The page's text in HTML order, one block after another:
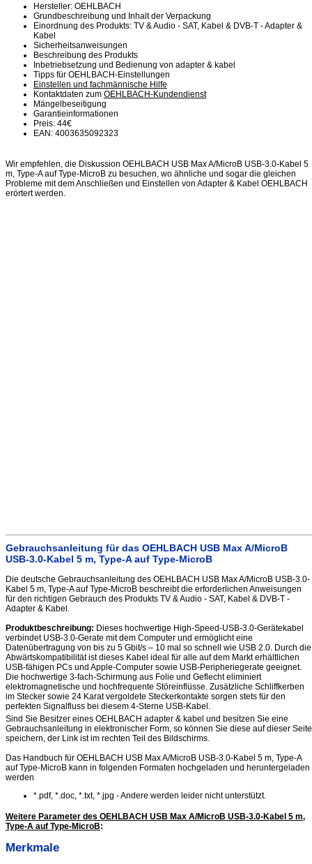
Hersteller: OEHLBACH
Grundbeschreibung und Inhalt der Verpackung
Einordnung des Produkts: TV & Audio - SAT, Kabel & DVB-T - Adapter &
Kabel
Sicherheitsanweisungen
Beschreibung des Produkts
Inbetriebsetzung und Bedienung von adapter & kabel
Tipps für OEHLBACH-Einstellungen
Einstellen und fachmännische Hilfe
Kontaktdaten zum OEHLBACH-Kundendienst
Mängelbeseitigung
Garantieinformationen
Preis: 44€
EAN: 4003635092323
Wir empfehlen, die Diskussion OEHLBACH USB Max A/MicroB USB-3.0-Kabel 5
m, Type-A auf Type-MicroB zu besuchen, wo ähnliche und sogar die gleichen
Probleme mit dem Anschließen und Einstellen von Adapter & Kabel OEHLBACH
erörtert werden.
Gebrauchsanleitung für das OEHLBACH USB Max A/MicroB
USB-3.0-Kabel 5 m, Type-A auf Type-MicroB
Die deutsche Gebrauchsanleitung des OEHLBACH USB Max A/MicroB USB-3.0-
Kabel 5 m, Type-A auf Type-MicroB beschreibt die erforderlichen Anweisungen
für den richtigen Gebrauch des Produkts TV & Audio - SAT, Kabel & DVB-T -
Adapter & Kabel.
Produktbeschreibung: Dieses hochwertige High-Speed-USB-3.0-Gerätekabel
verbindet USB-3.0-Gerate mit dem Computer und ermöglicht eine
Datenübertragung von bis zu 5 Gbit/s – 10 mal so schnell wie USB 2.0. Durch die
Abwärtskompatibilität ist dieses Kabel ideal für alle auf dem Markt erhältlichen
USB-fähigen PCs und Apple-Computer sowie USB-Peripheriegerate geeignet.
Die hochwertige 3-fach-Schirmung aus Folie und Geflecht eliminiert
elektromagnetische und hochfrequente Störeinflüsse. Zusätzliche Schliffkerben
im Stecker sowie 24 Karat vergoldete Steckerkontakte sorgen stets für den
perfekten Signalfluss bei diesem 4-Sterne USB-Kabel.
Sind Sie Besitzer eines OEHLBACH adapter & kabel und besitzen Sie eine
Gebrauchsanleitung in elektronischer Form, so können Sie diese auf dieser Seite
speichern, der Link ist im rechten Teil des Bildschirms.
Das Handbuch für OEHLBACH USB Max A/MicroB USB-3.0-Kabel 5 m, Type-A
auf Type-MicroB kann in folgenden Formaten hochgeladen und heruntergeladen
werden
*.pdf, *.doc, *.txt, *.jpg - Andere werden leider nicht unterstützt.
Weitere Parameter des OEHLBACH USB Max A/MicroB USB-3.0-Kabel 5 m,
Type-A auf Type-MicroB:
Merkmale